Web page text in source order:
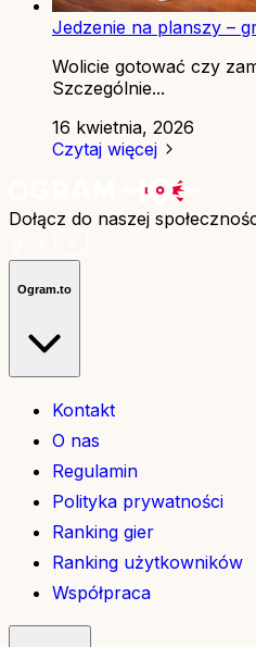
Jedzenie na planszy –
Wolicie gotować czy
Szczególnie...
16 kwietnia, 2026
Czytaj więcej
Dołącz do naszej
Ogram.to
Kontakt
O nas
Regulamin
Polityka prywatności
Ranking gier
Ranking użytkowników
Współpraca